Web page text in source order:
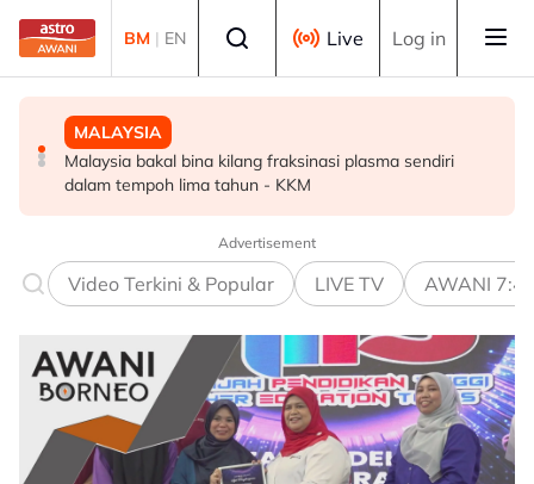
Skip to main content
BM | EN Live Log in
MALAYSIA
Malaysia bakal bina kilang fraksinasi plasma sendiri
dalam tempoh lima tahun - KKM
MALAYSIA
Rundingan import udang Thailand dijangka selesai
pertengahan bulan ini - Mohamad
POLITIK
PRN Melaka: BN terbuka untuk berunding, tukar kerusi -
Ahmad Zahid
Advertisement
Video Terkini & Popular LIVE TV AWANI